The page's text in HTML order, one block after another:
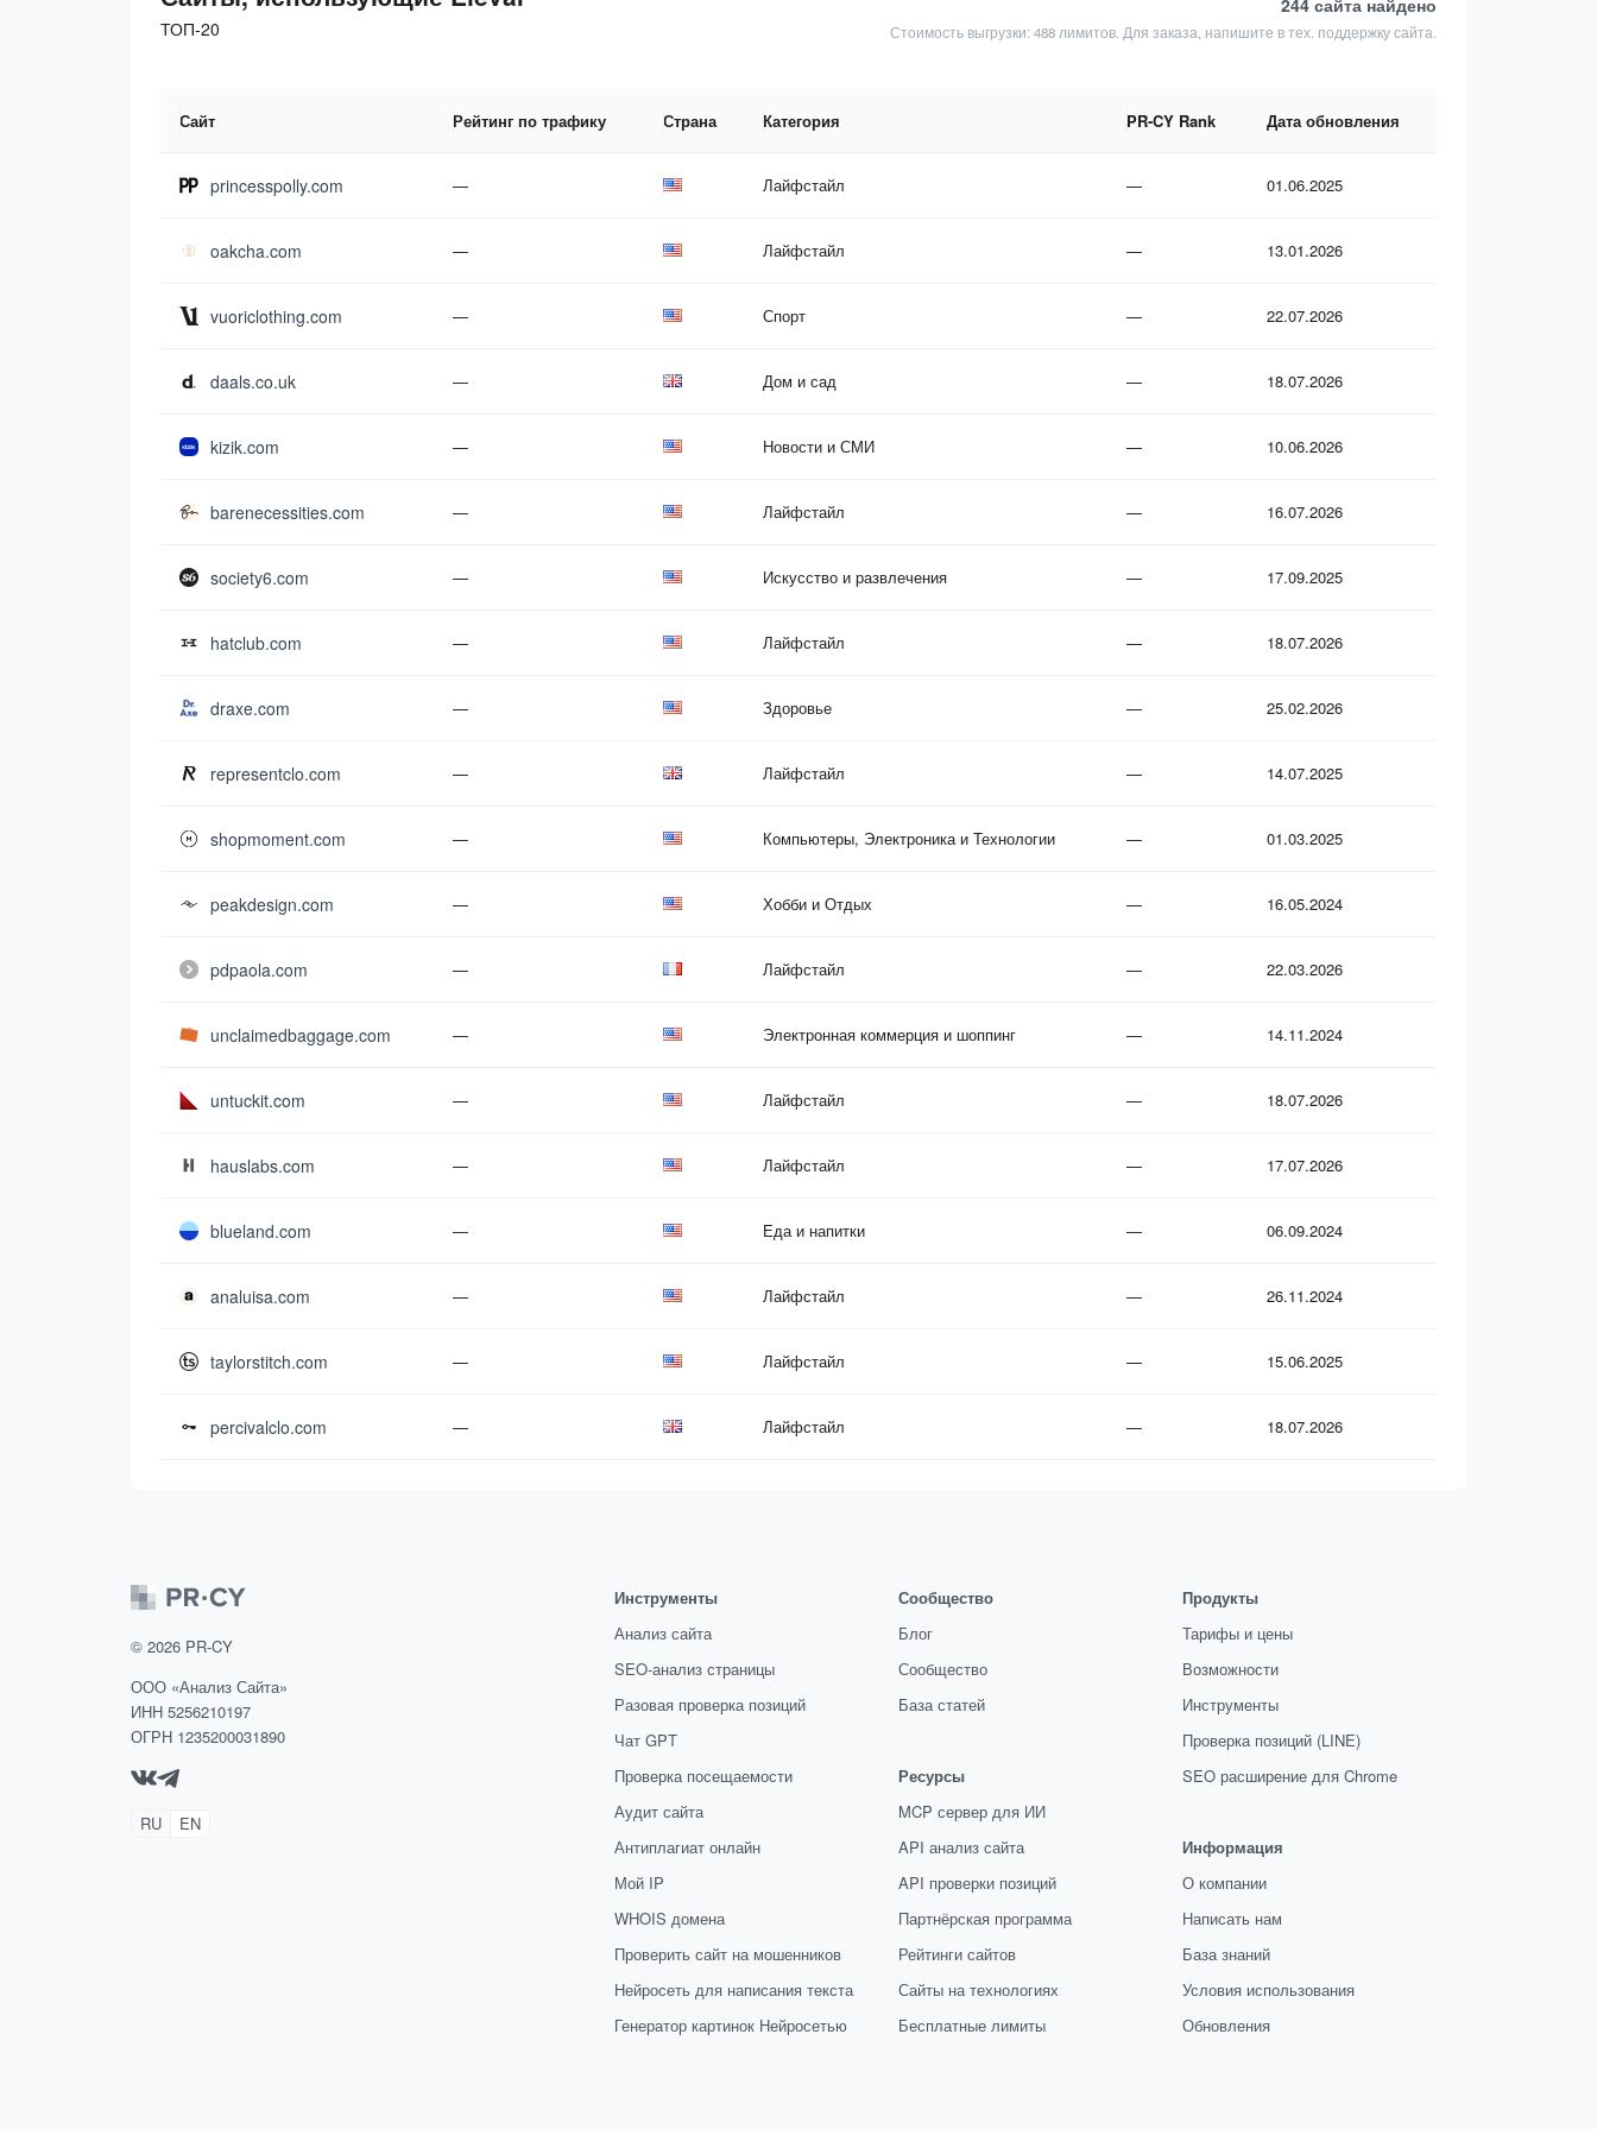
ТОП-20
244 сайта найдено
Стоимость выгрузки: 488 лимитов. Для заказа, напишите в тех. поддержку сайта.
Сайт Рейтинг по трафику Страна Категория PR-CY Rank Дата обновления
princesspolly.com — Лайфстайл — 01.06.2025
oakcha.com — Лайфстайл — 13.01.2026
vuoriclothing.com — Спорт — 22.07.2026
daals.co.uk — Дом и сад — 18.07.2026
kizik.com — Новости и СМИ — 10.06.2026
barenecessities.com — Лайфстайл — 16.07.2026
society6.com — Искусство и развлечения — 17.09.2025
hatclub.com — Лайфстайл — 18.07.2026
draxe.com — Здоровье — 25.02.2026
representclo.com — Лайфстайл — 14.07.2025
shopmoment.com — Компьютеры, Электроника и Технологии — 01.03.2025
peakdesign.com — Хобби и Отдых — 16.05.2024
pdpaola.com — Лайфстайл — 22.03.2026
unclaimedbaggage.com — Электронная коммерция и шоппинг — 14.11.2024
untuckit.com — Лайфстайл — 18.07.2026
hauslabs.com — Лайфстайл — 17.07.2026
blueland.com — Еда и напитки — 06.09.2024
analuisa.com — Лайфстайл — 26.11.2024
taylorstitch.com — Лайфстайл — 15.06.2025
percivalclo.com — Лайфстайл — 18.07.2026
© 2026 PR-CY
ООО «Анализ Сайта»
ИНН 5256210197
ОГРН 1235200031890
RU EN
Инструменты
Анализ сайта
SEO-анализ страницы
Разовая проверка позиций
Чат GPT
Проверка посещаемости
Аудит сайта
Антиплагиат онлайн
Мой IP
WHOIS домена
Проверить сайт на мошенников
Нейросеть для написания текста
Генератор картинок Нейросетью
Сообщество
Блог
Сообщество
База статей
Ресурсы
MCP сервер для ИИ
API анализ сайта
API проверки позиций
Партнёрская программа
Рейтинги сайтов
Сайты на технологиях
Бесплатные лимиты
Продукты
Тарифы и цены
Возможности
Инструменты
Проверка позиций (LINE)
SEO расширение для Chrome
Информация
О компании
Написать нам
База знаний
Условия использования
Обновления